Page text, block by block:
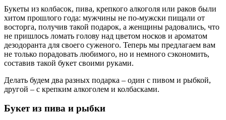
Букеты из колбасок, пива, крепкого алкоголя или раков были
хитом прошлого года: мужчины не по-мужски пищали от
восторга, получив такой подарок, а женщины радовались, что
не пришлось ломать голову над цветом носков и ароматом
дезодоранта для своего суженого. Теперь мы предлагаем вам
не только порадовать любимого, но и немного сэкономить,
составив такой букет своими руками.
Делать будем два разных подарка – один с пивом и рыбкой,
другой – с крепким алкоголем и колбасками.
Букет из пива и рыбки